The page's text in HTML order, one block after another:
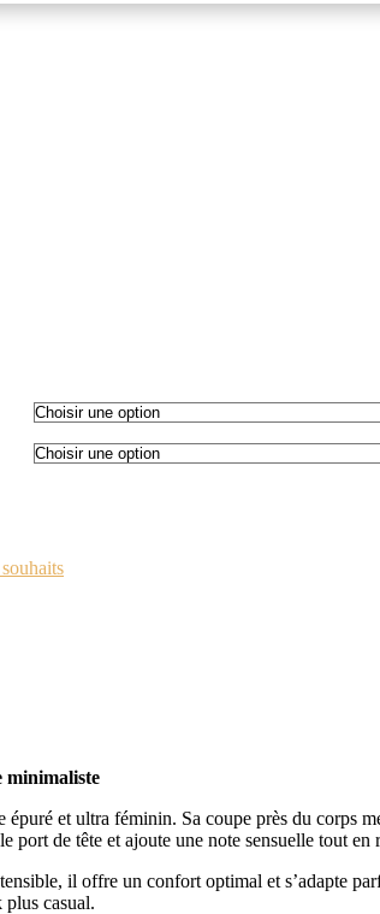
minimaliste
et ultra féminin. Sa coupe près du corps
port de tête et ajoute une note sensuelle tout en
il offre un confort optimal et s’adapte
casual.